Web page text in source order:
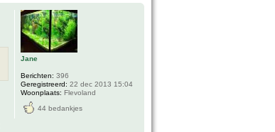
Jane
Berichten: 396
Geregistreerd: 22 dec 2013 15:04
Woonplaats: Flevoland
44 bedankjes